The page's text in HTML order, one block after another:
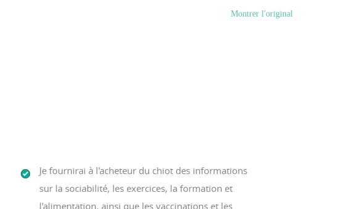
Montrer l'original
Je fournirai à l'acheteur du chiot des informations
sur la sociabilité, les exercices, la formation et
l'alimentation, ainsi que les vaccinations et les